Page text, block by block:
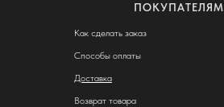
ПОКУПАТЕЛЯМ
Как сделать заказ
Способы оплаты
Доставка
Возврат товара